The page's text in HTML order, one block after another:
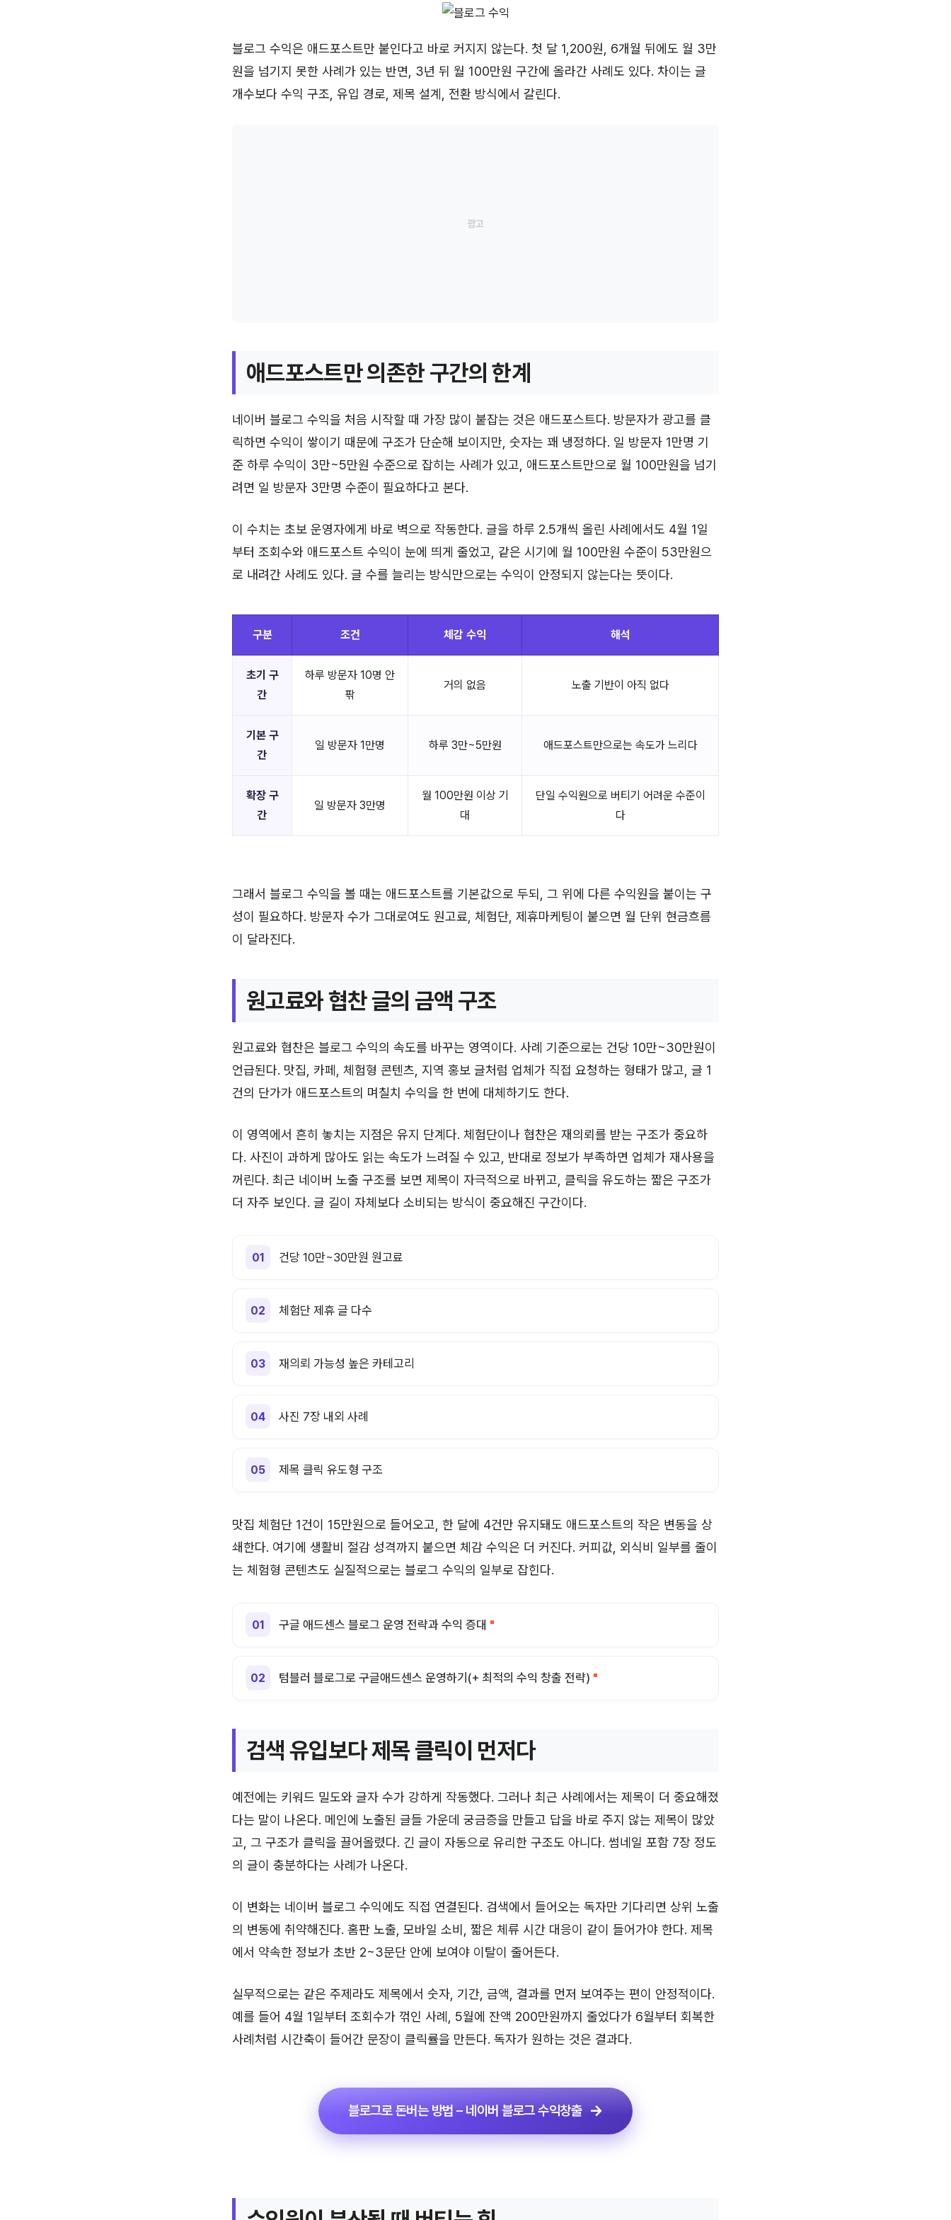
블로그 수익은 애드포스트만 붙인다고 바로 커지지 않는다. 첫 달 1,200원, 6개월 뒤에도 월 3만
원을 넘기지 못한 사례가 있는 반면, 3년 뒤 월 100만원 구간에 올라간 사례도 있다. 차이는 글
개수보다 수익 구조, 유입 경로, 제목 설계, 전환 방식에서 갈린다.
애드포스트만 의존한 구간의 한계
네이버 블로그 수익을 처음 시작할 때 가장 많이 붙잡는 것은 애드포스트다. 방문자가 광고를 클
릭하면 수익이 쌓이기 때문에 구조가 단순해 보이지만, 숫자는 꽤 냉정하다. 일 방문자 1만명 기
준 하루 수익이 3만~5만원 수준으로 잡히는 사례가 있고, 애드포스트만으로 월 100만원을 넘기
려면 일 방문자 3만명 수준이 필요하다고 본다.
이 수치는 초보 운영자에게 바로 벽으로 작동한다. 글을 하루 2.5개씩 올린 사례에서도 4월 1일
부터 조회수와 애드포스트 수익이 눈에 띄게 줄었고, 같은 시기에 월 100만원 수준이 53만원으
로 내려간 사례도 있다. 글 수를 늘리는 방식만으로는 수익이 안정되지 않는다는 뜻이다.
구분 조건 체감 수익 해석
초기 구
간
하루 방문자 10명 안
팎
거의 없음 노출 기반이 아직 없다
기본 구
간
일 방문자 1만명 하루 3만~5만원 애드포스트만으로는 속도가 느리다
확장 구
간
일 방문자 3만명
월 100만원 이상 기
대
단일 수익원으로 버티기 어려운 수준이
다
그래서 블로그 수익을 볼 때는 애드포스트를 기본값으로 두되, 그 위에 다른 수익원을 붙이는 구
성이 필요하다. 방문자 수가 그대로여도 원고료, 체험단, 제휴마케팅이 붙으면 월 단위 현금흐름
이 달라진다.
원고료와 협찬 글의 금액 구조
원고료와 협찬은 블로그 수익의 속도를 바꾸는 영역이다. 사례 기준으로는 건당 10만~30만원이
언급된다. 맛집, 카페, 체험형 콘텐츠, 지역 홍보 글처럼 업체가 직접 요청하는 형태가 많고, 글 1
건의 단가가 애드포스트의 며칠치 수익을 한 번에 대체하기도 한다.
이 영역에서 흔히 놓치는 지점은 유지 단계다. 체험단이나 협찬은 재의뢰를 받는 구조가 중요하
다. 사진이 과하게 많아도 읽는 속도가 느려질 수 있고, 반대로 정보가 부족하면 업체가 재사용을
꺼린다. 최근 네이버 노출 구조를 보면 제목이 자극적으로 바뀌고, 클릭을 유도하는 짧은 구조가
더 자주 보인다. 글 길이 자체보다 소비되는 방식이 중요해진 구간이다.
건당 10만~30만원 원고료
체험단 제휴 글 다수
재의뢰 가능성 높은 카테고리
사진 7장 내외 사례
제목 클릭 유도형 구조
맛집 체험단 1건이 15만원으로 들어오고, 한 달에 4건만 유지돼도 애드포스트의 작은 변동을 상
쇄한다. 여기에 생활비 절감 성격까지 붙으면 체감 수익은 더 커진다. 커피값, 외식비 일부를 줄이
는 체험형 콘텐츠도 실질적으로는 블로그 수익의 일부로 잡힌다.
구글 애드센스 블로그 운영 전략과 수익 증대
텀블러 블로그로 구글애드센스 운영하기(+ 최적의 수익 창출 전략)
검색 유입보다 제목 클릭이 먼저다
예전에는 키워드 밀도와 글자 수가 강하게 작동했다. 그러나 최근 사례에서는 제목이 더 중요해졌
다는 말이 나온다. 메인에 노출된 글들 가운데 궁금증을 만들고 답을 바로 주지 않는 제목이 많았
고, 그 구조가 클릭을 끌어올렸다. 긴 글이 자동으로 유리한 구조도 아니다. 썸네일 포함 7장 정도
의 글이 충분하다는 사례가 나온다.
이 변화는 네이버 블로그 수익에도 직접 연결된다. 검색에서 들어오는 독자만 기다리면 상위 노출
의 변동에 취약해진다. 홈판 노출, 모바일 소비, 짧은 체류 시간 대응이 같이 들어가야 한다. 제목
에서 약속한 정보가 초반 2~3문단 안에 보여야 이탈이 줄어든다.
실무적으로는 같은 주제라도 제목에서 숫자, 기간, 금액, 결과를 먼저 보여주는 편이 안정적이다.
예를 들어 4월 1일부터 조회수가 꺾인 사례, 5월에 잔액 200만원까지 줄었다가 6월부터 회복한
사례처럼 시간축이 들어간 문장이 클릭률을 만든다. 독자가 원하는 것은 결과다.
블로그로 돈버는 방법 – 네이버 블로그 수익창출